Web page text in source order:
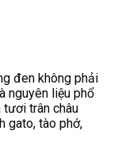
đen không phải
nguyên liệu phổ
tươi trân châu
gato, tào phớ,